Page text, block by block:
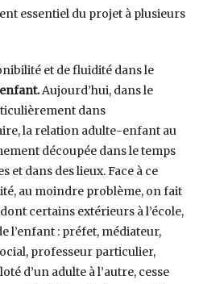
essentiel du projet à plusieurs
et de fluidité dans le
Aujourd’hui, dans le
dans
la relation adulte-enfant au
découpée dans le temps
et dans des lieux. Face à ce
au moindre problème, on fait
certains extérieurs à l’école,
l’enfant : préfet, médiateur,
professeur particulier,
d’un adulte à l’autre, cesse